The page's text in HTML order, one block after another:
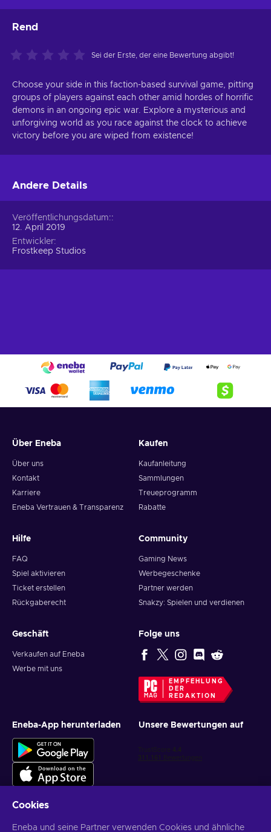
Rend
Sei der Erste, der eine Bewertung abgibt!
Choose your side in this faction-based survival game, pitting
groups of players against each other amid hordes of horrific
demons in an ongoing epic war. Explore a mysterious and
unforgiving world as you race against the clock to achieve
victory before you are wiped from existence!
Andere Details
Veröffentlichungsdatum:
12. April 2019
Entwickler
Frostkeep Studios
Über Eneba
Über uns
Kontakt
Karriere
Eneba Vertrauen & Transparenz
Kaufen
Kaufanleitung
Sammlungen
Treueprogramm
Rabatte
Hilfe
FAQ
Spiel aktivieren
Ticket erstellen
Rückgaberecht
Community
Gaming News
Werbegeschenke
Partner werden
Snakzy: Spielen und verdienen
Geschäft
Verkaufen auf Eneba
Werbe mit uns
Folge uns
EMPFEHLUNG
DER
REDAKTION
Eneba-App herunterladen Unsere Bewertungen auf
Cookies
Eneba und seine Partner verwenden Cookies und ähnliche